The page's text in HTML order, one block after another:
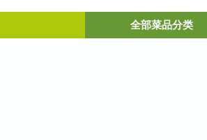
全部菜品分类